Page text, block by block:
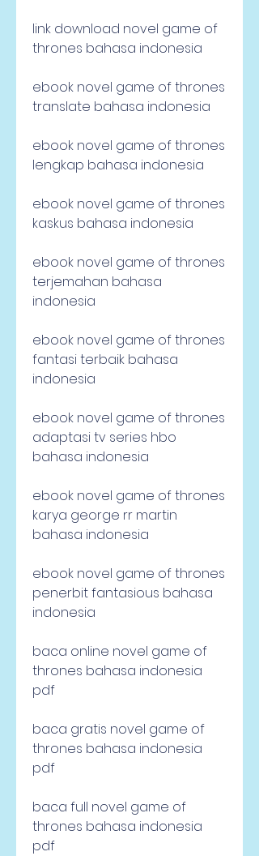
link download novel game of
thrones bahasa indonesia
ebook novel game of thrones
translate bahasa indonesia
ebook novel game of thrones
lengkap bahasa indonesia
ebook novel game of thrones
kaskus bahasa indonesia
ebook novel game of thrones
terjemahan bahasa
indonesia
ebook novel game of thrones
fantasi terbaik bahasa
indonesia
ebook novel game of thrones
adaptasi tv series hbo
bahasa indonesia
ebook novel game of thrones
karya george rr martin
bahasa indonesia
ebook novel game of thrones
penerbit fantasious bahasa
indonesia
baca online novel game of
thrones bahasa indonesia
pdf
baca gratis novel game of
thrones bahasa indonesia
pdf
baca full novel game of
thrones bahasa indonesia
pdf